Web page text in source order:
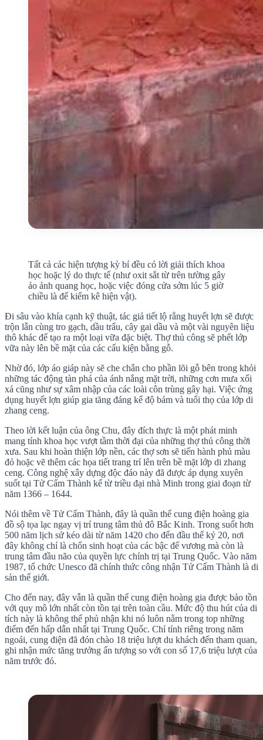
Tất cả các hiện tượng kỳ bí đều có lời giải thích khoa
học hoặc lý do thực tế (như oxit sắt từ trên tường gây
ảo ảnh quang học, hoặc việc đóng cửa sớm lúc 5 giờ
chiều là để kiểm kê hiện vật).
Đi sâu vào khía cạnh kỹ thuật, tác giả tiết lộ rằng huyết lợn sẽ được
trộn lẫn cùng tro gạch, dầu trẩu, cây gai dầu và một vài nguyên liệu
thô khác để tạo ra một loại vữa đặc biệt. Thợ thủ công sẽ phết lớp
vữa này lên bề mặt của các cấu kiện bằng gỗ.
Nhờ đó, lớp áo giáp này sẽ che chắn cho phần lõi gỗ bên trong khỏi
những tác động tàn phá của ánh nắng mặt trời, những cơn mưa xối
xả cũng như sự xâm nhập của các loài côn trùng gây hại. Việc ứng
dụng huyết lợn giúp gia tăng đáng kể độ bám và tuổi thọ của lớp di
zhang ceng.
Theo lời kết luận của ông Chu, đây đích thực là một phát minh
mang tính khoa học vượt tầm thời đại của những thợ thủ công thời
xưa. Sau khi hoàn thiện lớp nền, các thợ sơn sẽ tiến hành phủ màu
đỏ hoặc vẽ thêm các họa tiết trang trí lên trên bề mặt lớp di zhang
ceng. Công nghệ xây dựng độc đáo này đã được áp dụng xuyên
suốt tại Tử Cấm Thành kể từ triều đại nhà Minh trong giai đoạn từ
năm 1366 – 1644.
Nói thêm về Tử Cấm Thành, đây là quần thể cung điện hoàng gia
đồ sộ tọa lạc ngay vị trí trung tâm thủ đô Bắc Kinh. Trong suốt hơn
500 năm lịch sử kéo dài từ năm 1420 cho đến đầu thế kỷ 20, nơi
đây không chỉ là chốn sinh hoạt của các bậc đế vương mà còn là
trung tâm đầu não của quyền lực chính trị tại Trung Quốc. Vào năm
1987, tổ chức Unesco đã chính thức công nhận Tử Cấm Thành là di
sản thế giới.
Cho đến nay, đây vẫn là quần thể cung điện hoàng gia được bảo tồn
với quy mô lớn nhất còn tồn tại trên toàn cầu. Mức độ thu hút của di
tích này là không thể phủ nhận khi nó luôn nằm trong top những
điểm đến hấp dẫn nhất tại Trung Quốc. Chỉ tính riêng trong năm
ngoái, cung điện đã đón chào 18 triệu lượt du khách đến tham quan,
ghi nhận mức tăng trưởng ấn tượng so với con số 17,6 triệu lượt của
năm trước đó.